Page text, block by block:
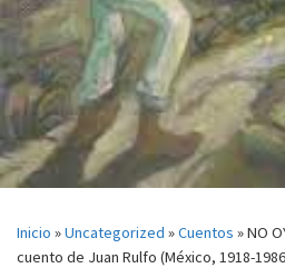
Inicio »Uncategorized »Cuentos »NO
cuento de Juan Rulfo (México, 1918-